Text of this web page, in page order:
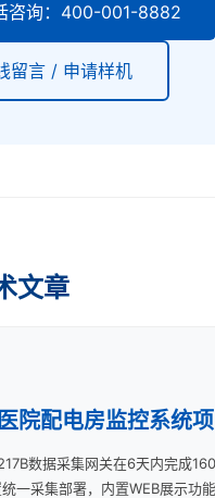
咨询：400-001-8882
留言 / 申请样机
文章
院配电房监控系统
数据采集网关在6天内完成
一采集部署，内置WEB展示功